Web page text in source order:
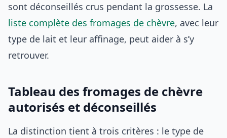
sont déconseillés crus pendant la grossesse. La
liste complète des fromages de chèvre, avec leur
type de lait et leur affinage, peut aider à s’y
retrouver.
Tableau des fromages de chèvre
autorisés et déconseillés
La distinction tient à trois critères : le type de